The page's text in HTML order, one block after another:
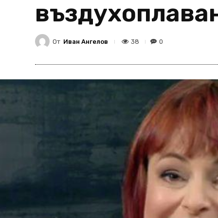
От Иван Ангелов 38 0